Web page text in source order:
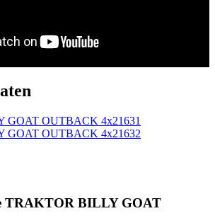
TRAKTOR BILLY GOAT